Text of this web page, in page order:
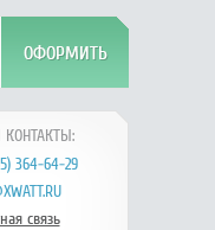
364-64-29
связь